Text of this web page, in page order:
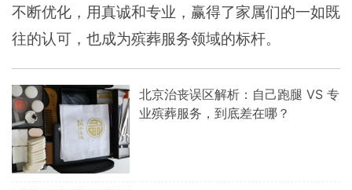
不断优化，用真诚和专业，赢得了家属们的一如既
往的认可，也成为殡葬服务领域的标杆。
北京治丧误区解析：自己跑腿 VS 专
业殡葬服务，到底差在哪？